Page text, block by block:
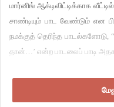
மார்னிங் ஆக்டிவிட்டிக்காக
சாண்டியும் பாட வேண்டும் என
நமக்குத் தெரிந்த
தான்…’ என்ற பாடலைப் பாடி
பின்னர் கவின், சாண்டி, மீரா
பாஸ். கவின், மீரா இருவரும்